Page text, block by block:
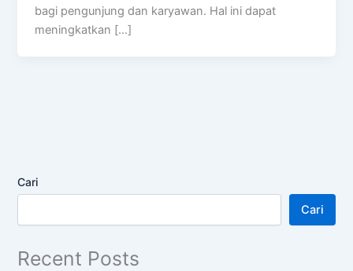
bagi pengunjung dan karyawan. Hal ini dapat
meningkatkan […]
Cari
Cari
Recent Posts